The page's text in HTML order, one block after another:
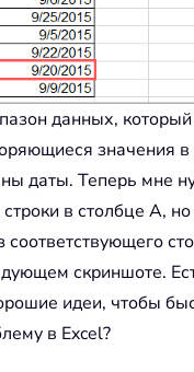
данных,
значения в
даты. Теперь мне
в столбце A,
соответствующего
скриншоте.
идеи, чтобы
в Excel?